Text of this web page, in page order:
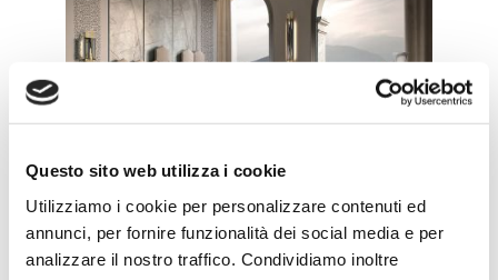
Questo sito web utilizza i cookie
Utilizziamo i cookie per personalizzare contenuti ed
annunci, per fornire funzionalità dei social media e per
analizzare il nostro traffico. Condividiamo inoltre
Majestic 3